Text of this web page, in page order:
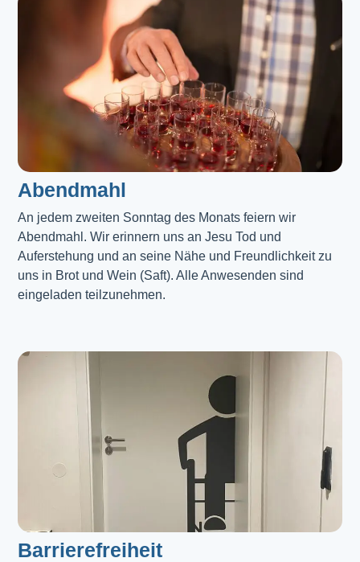
Abendmahl​
An jedem zweiten Sonntag des Monats feiern wir
Abendmahl. Wir erinnern uns an Jesu Tod und
Auferstehung und an seine Nähe und Freundlichkeit zu
uns in Brot und Wein (Saft). Alle Anwesenden sind
eingeladen teilzunehmen.
Barrierefreiheit